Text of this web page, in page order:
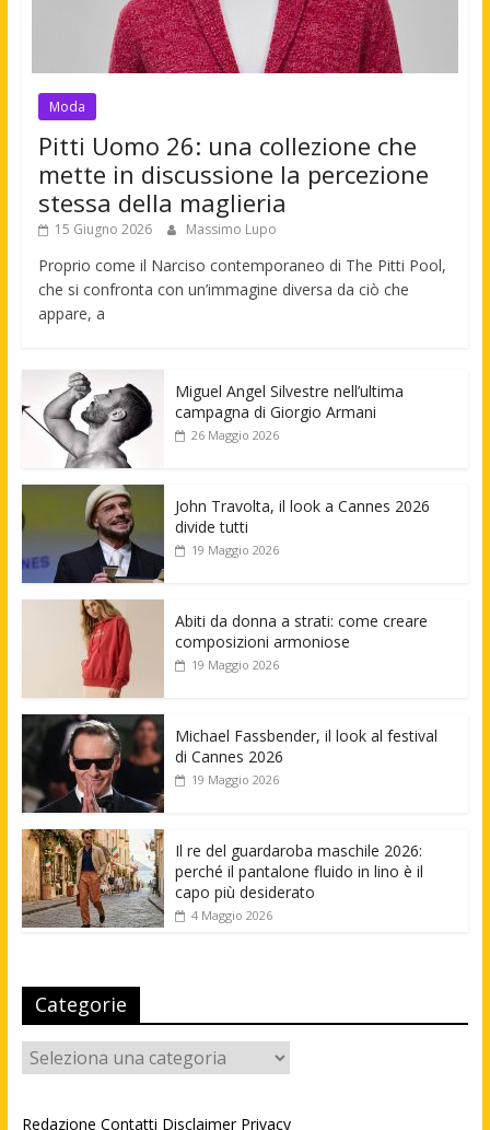
Moda
Pitti Uomo 26: una collezione che
mette in discussione la percezione
stessa della maglieria
15 Giugno 2026 Massimo Lupo
Proprio come il Narciso contemporaneo di The Pitti Pool,
che si confronta con un’immagine diversa da ciò che
appare, a
Miguel Angel Silvestre nell’ultima
campagna di Giorgio Armani
26 Maggio 2026
John Travolta, il look a Cannes 2026
divide tutti
19 Maggio 2026
Abiti da donna a strati: come creare
composizioni armoniose
19 Maggio 2026
Michael Fassbender, il look al festival
di Cannes 2026
19 Maggio 2026
Il re del guardaroba maschile 2026:
perché il pantalone fluido in lino è il
capo più desiderato
4 Maggio 2026
Categorie
Categorie
Redazione Contatti Disclaimer Privacy